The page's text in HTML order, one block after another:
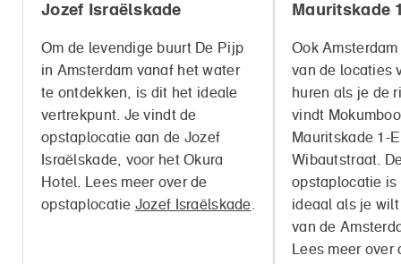
Jozef Israëlskade
Om de levendige buurt De Pijp
in Amsterdam vanaf het water
te ontdekken, is dit het ideale
vertrekpunt. Je vindt de
opstaplocatie aan de Jozef
Israëlskade, voor het Okura
Hotel. Lees meer over de
opstaplocatie Jozef Israëlskade.
Mauritskade
Ook
van de locaties
huren als je de
vindt
Mauritskade 1-
Wibautstraat.
opstaplocatie is
ideaal als je
van de
Lees meer over